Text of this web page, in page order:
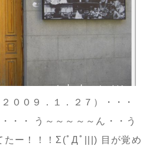
００９．１．２７）・・・
・・ う～～～～～ん・・う
たー！！！Σ(ﾟДﾟ|||) 目が覚め